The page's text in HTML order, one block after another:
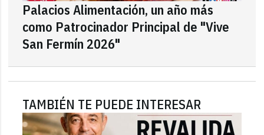
Palacios Alimentación, un año más
como Patrocinador Principal de "Vive
San Fermín 2026"
TAMBIÉN TE PUEDE INTERESAR